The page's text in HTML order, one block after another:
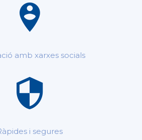
amb xarxes socials
i segures